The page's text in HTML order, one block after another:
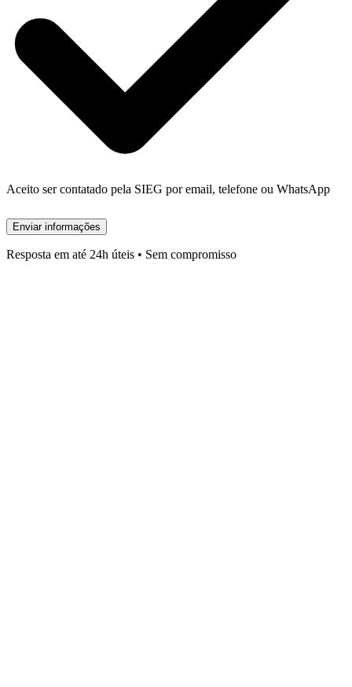
Aceito ser contatado pela SIEG por email, telefone ou WhatsApp
Enviar informações
Resposta em até 24h úteis • Sem compromisso